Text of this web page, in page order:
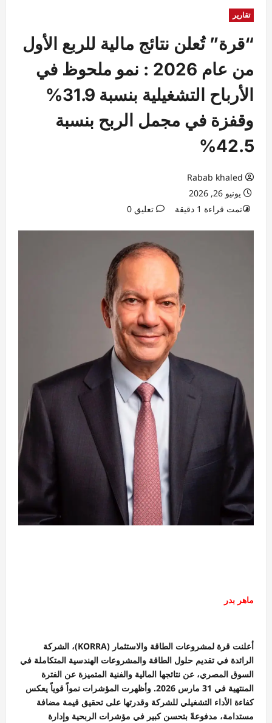
تقارير
“قرة” تُعلن نتائج مالية للربع الأول
من عام 2026 : نمو ملحوظ في
الأرباح التشغيلية بنسبة 31.9%
وقفزة في مجمل الربح بنسبة
42.5%
Rabab khaled
يونيو 26, 2026
تمت قراءة 1 دقيقة
تعليق 0
ماهر بدر
أعلنت قرة لمشروعات الطاقة والاستثمار (KORRA)، الشركة
الرائدة في تقديم حلول الطاقة والمشروعات الهندسية المتكاملة في
السوق المصري، عن نتائجها المالية والفنية المتميزة عن الفترة
المنتهية في 31 مارس 2026. وأظهرت المؤشرات نمواً قوياً يعكس
كفاءة الأداء التشغيلي للشركة وقدرتها على تحقيق قيمة مضافة
مستدامة، مدفوعةً بتحسن كبير في مؤشرات الربحية وإدارة